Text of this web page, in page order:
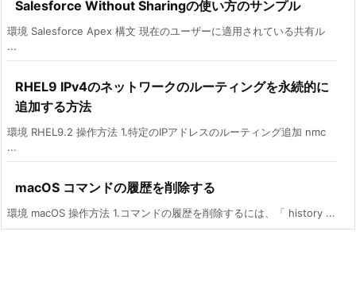
Salesforce Without Sharingの使い方のサンプル
環境 Salesforce Apex 構文 現在のユーザーに適用されている共有ル
...
RHEL9 IPv4のネットワークのルーティングを永続的に
追加する方法
環境 RHEL9.2 操作方法 1.特定のIPアドレスのルーティング追加 nmc
...
macOS コマンドの履歴を削除する
環境 macOS 操作方法 1.コマンドの履歴を削除するには、「 history ...